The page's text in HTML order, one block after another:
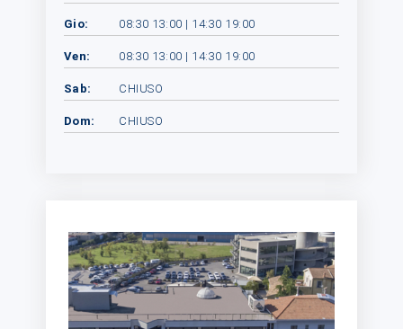
Gio: 08:30 13:00 | 14:30 19:00
Ven: 08:30 13:00 | 14:30 19:00
Sab: CHIUSO
Dom: CHIUSO